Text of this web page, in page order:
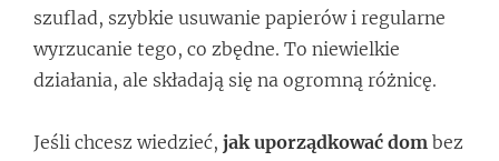
szuflad, szybkie usuwanie papierów i regularne
wyrzucanie tego, co zbędne. To niewielkie
działania, ale składają się na ogromną różnicę.
Jeśli chcesz wiedzieć, jak uporządkować dom bez